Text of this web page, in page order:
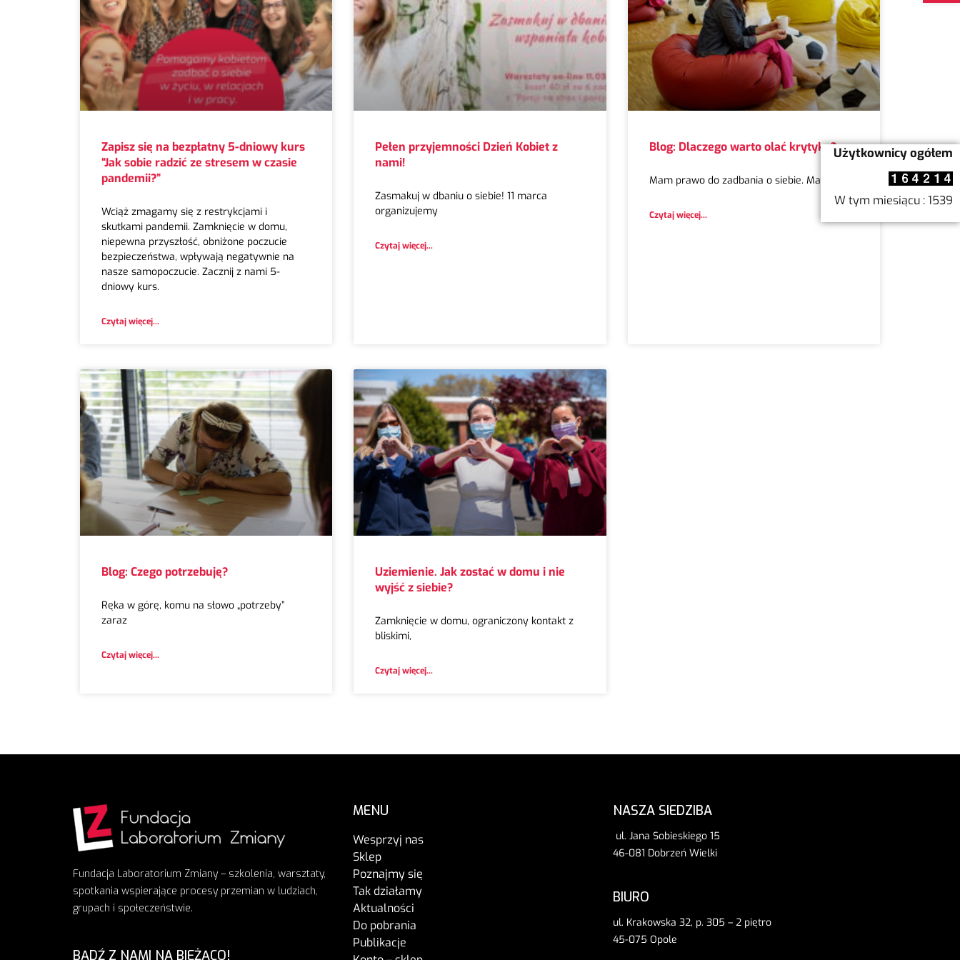
Zapisz się na bezpłatny 5-dniowy kurs
“Jak sobie radzić ze stresem w czasie
pandemii?”
Wciąż zmagamy się z restrykcjami i
skutkami pandemii. Zamknięcie w domu,
niepewna przyszłość, obniżone poczucie
bezpieczeństwa, wpływają negatywnie na
nasze samopoczucie. Zacznij z nami 5-
dniowy kurs.
Czytaj więcej...
Pełen przyjemności Dzień Kobiet z
nami!
Zasmakuj w dbaniu o siebie! 11 marca
organizujemy
Czytaj więcej...
Blog: Dlaczego warto olać krytykę?
Mam prawo do zadbania o siebie. Mam też
Czytaj więcej...
Blog: Czego potrzebuję?
Ręka w górę, komu na słowo „potrzeby”
zaraz
Czytaj więcej...
Uziemienie. Jak zostać w domu i nie
wyjść z siebie?
Zamknięcie w domu, ograniczony kontakt z
bliskimi,
Czytaj więcej...
Fundacja Laboratorium Zmiany – szkolenia, warsztaty,
spotkania wspierające procesy przemian w ludziach,
grupach i społeczeństwie.
BĄDŹ Z NAMI NA BIEŻĄCO!
MENU
Wesprzyj nas
Sklep
Poznajmy się
Tak działamy
Aktualności
Do pobrania
Publikacje
NASZA SIEDZIBA
ul. Jana Sobieskiego 15
46-081 Dobrzeń Wielki
BIURO
ul. Krakowska 32, p. 305 – 2 piętro
45-075 Opole
Użytkownicy ogółem
W tym miesiącu : 1539